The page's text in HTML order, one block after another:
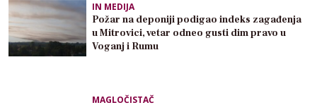
IN MEDIJA
Požar na deponiji podigao indeks zagađenja
u Mitrovici, vetar odneo gusti dim pravo u
Voganj i Rumu
MAGLOČISTAČ